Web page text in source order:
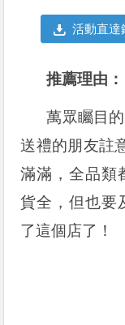
活動直達
推薦理由：
萬眾矚目
送禮的朋友註
滿滿，全品類
貨全，但也要
了這個店了！